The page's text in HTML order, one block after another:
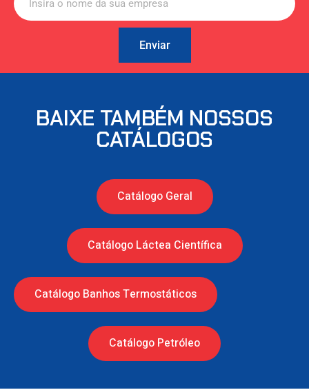
Enviar
BAIXE TAMBÉM NOSSOS
CATÁLOGOS
Catálogo Geral
Catálogo Láctea Científica
Catálogo Banhos Termostáticos
Catálogo Petróleo